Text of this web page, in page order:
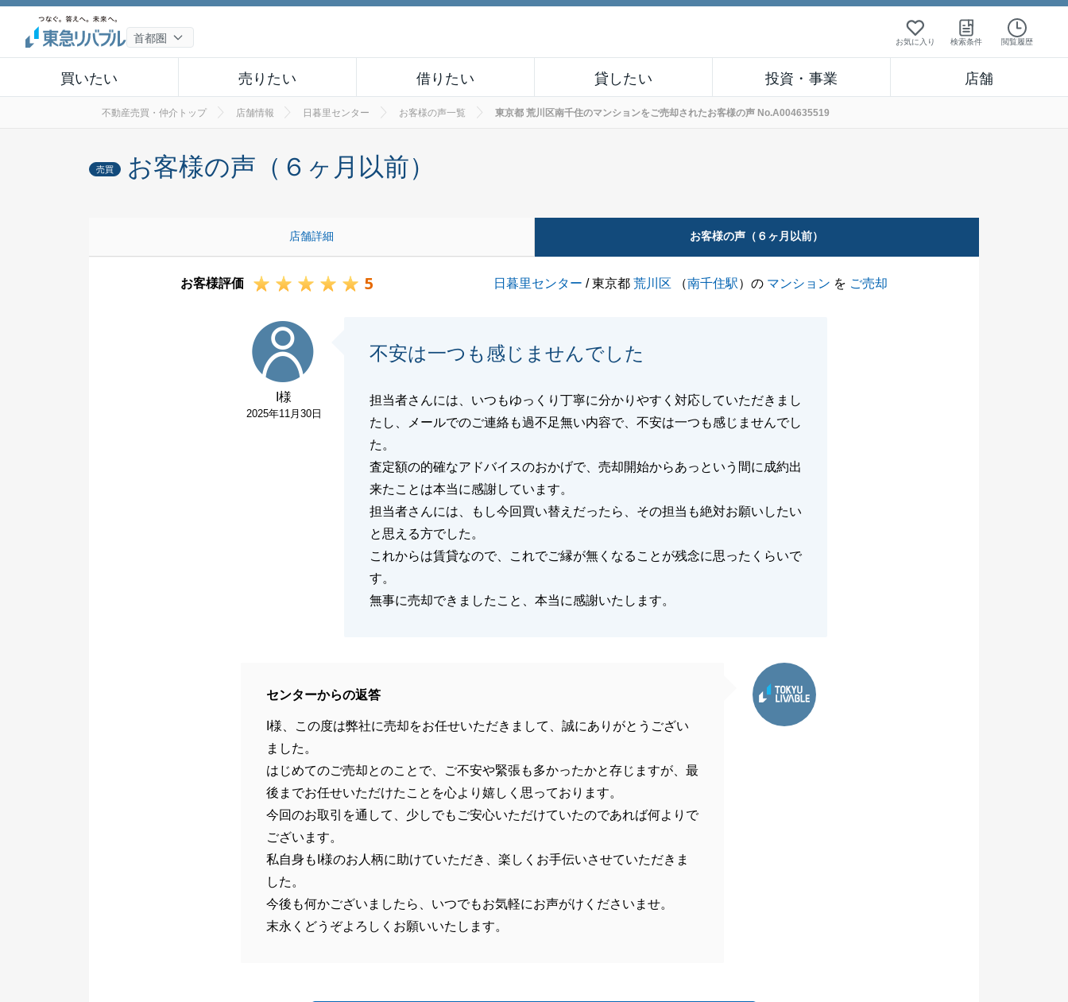
お気に入り 検索条件 閲覧履歴
買いたい 売りたい 借りたい 貸したい 投資・事業 店舗
不動産売買・仲介トップ 店舗情報 日暮里センター お客様の声一覧 東京都 荒川区南千住のマンションをご売却されたお客様の声 No.A004635519
売買 お客様の声（６ヶ月以前）
店舗詳細 お客様の声（６ヶ月以前）
お客様評価 5 日暮里センター / 東京都荒川区 （南千住駅）の マンション を ご売却
I様
2025年11月30日
不安は一つも感じませんでした
担当者さんには、いつもゆっくり丁寧に分かりやすく対応していただきまし
たし、メールでのご連絡も過不足無い内容で、不安は一つも感じませんでし
た。
査定額の的確なアドバイスのおかげで、売却開始からあっという間に成約出
来たことは本当に感謝しています。
担当者さんには、もし今回買い替えだったら、その担当も絶対お願いしたい
と思える方でした。
これからは賃貸なので、これでご縁が無くなることが残念に思ったくらいで
す。
無事に売却できましたこと、本当に感謝いたします。
センターからの返答
I様、この度は弊社に売却をお任せいただきまして、誠にありがとうござい
ました。
はじめてのご売却とのことで、ご不安や緊張も多かったかと存じますが、最
後までお任せいただけたことを心より嬉しく思っております。
今回のお取引を通して、少しでもご安心いただけていたのであれば何よりで
ございます。
私自身もI様のお人柄に助けていただき、楽しくお手伝いさせていただきま
した。
今後も何かございましたら、いつでもお気軽にお声がけくださいませ。
末永くどうぞよろしくお願いいたします。